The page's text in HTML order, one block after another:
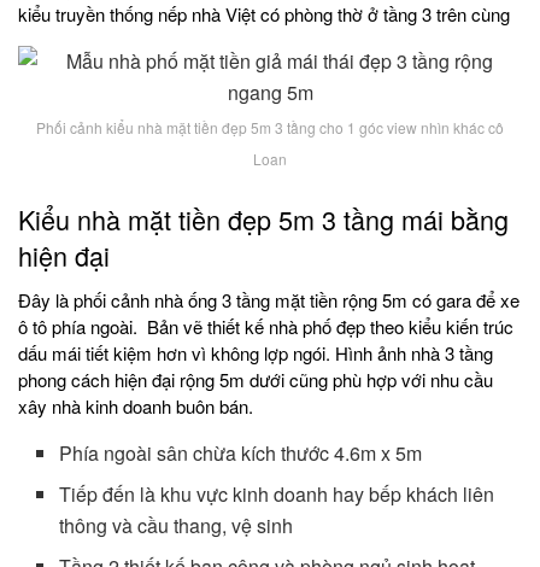
kiểu truyền thống nếp nhà Việt có phòng thờ ở tầng 3 trên cùng
Phối cảnh kiểu nhà mặt tiền đẹp 5m 3 tầng cho 1 góc view nhìn khác cô
Loan
Kiểu nhà mặt tiền đẹp 5m 3 tầng mái bằng
hiện đại
Đây là phối cảnh nhà ống 3 tầng mặt tiền rộng 5m có gara để xe
ô tô phía ngoài. Bản vẽ thiết kế nhà phố đẹp theo kiểu kiến trúc
dấu mái tiết kiệm hơn vì không lợp ngói. Hình ảnh nhà 3 tầng
phong cách hiện đại rộng 5m dưới cũng phù hợp với nhu cầu
xây nhà kinh doanh buôn bán.
Phía ngoài sân chừa kích thước 4.6m x 5m
Tiếp đến là khu vực kinh doanh hay bếp khách liên
thông và cầu thang, vệ sinh